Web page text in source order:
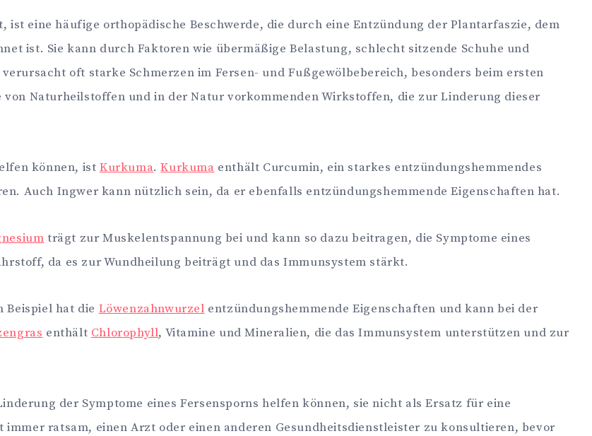
eine häufige orthopädische Beschwerde, die durch eine Entzündung der Plantarfaszie, dem
ist. Sie kann durch Faktoren wie übermäßige Belastung, schlecht sitzende Schuhe und
oft starke Schmerzen im Fersen- und Fußgewölbebereich, besonders beim ersten
Naturheilstoffen und in der Natur vorkommenden Wirkstoffen, die zur Linderung dieser
können, ist Kurkuma.Kurkuma enthält Curcumin, ein starkes entzündungshemmendes
Auch Ingwer kann nützlich sein, da er ebenfalls entzündungshemmende Eigenschaften hat.
trägt zur Muskelentspannung bei und kann so dazu beitragen, die Symptome eines
da es zur Wundheilung beiträgt und das Immunsystem stärkt.
hat die Löwenzahnwurzel entzündungshemmende Eigenschaften und kann bei der
enthält Chlorophyll, Vitamine und Mineralien, die das Immunsystem unterstützen und zur
der Symptome eines Fersensporns helfen können, sie nicht als Ersatz für eine
ratsam, einen Arzt oder einen anderen Gesundheitsdienstleister zu konsultieren, bevor